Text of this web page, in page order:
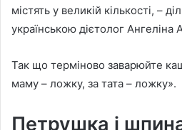
містять у великій кількості, –
українською дієтолог Ангеліна
Так що терміново заварюйте
маму – ложку, за тата – ложку».
Петрушка і